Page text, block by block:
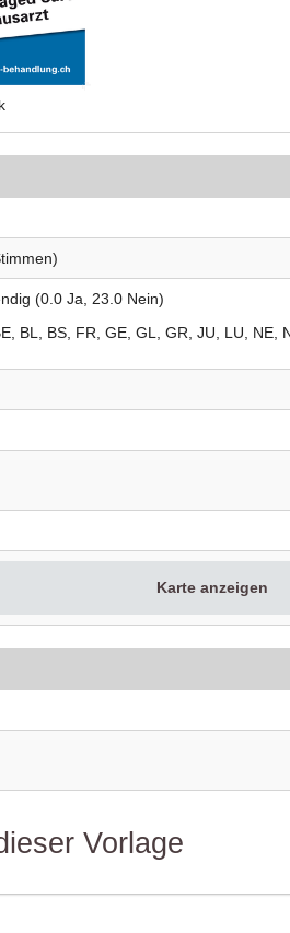
(0.0 Ja, 23.0 Nein)
BL BS FR GE GL GR JU LU NE
Karte anzeigen
Vorlage